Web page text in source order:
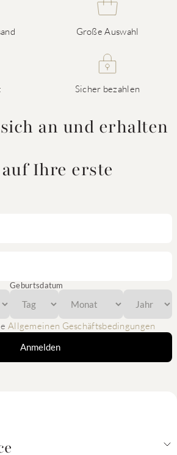
Große Auswahl
Sicher bezahlen
an und erhalten
auf Ihre erste
Geburtsdatum
Allgemeinen Geschäftsbedingungen
Anmelden